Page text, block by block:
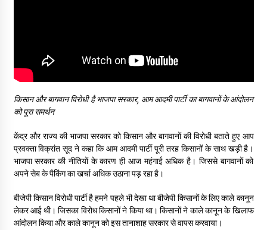
किसान और बागवान विरोधी है भाजपा सरकार, आम आदमी पार्टी का बागवानों के आंदोलन
को पूरा समर्थन
केंद्र और राज्य की भाजपा सरकार को किसान और बागवानों की विरोधी बताते हुए आप
प्रवक्ता विक्रांत सूद ने कहा कि आम आदमी पार्टी पूरी तरह किसानों के साथ खड़ी है।
भाजपा सरकार की नीतियों के कारण ही आज महंगाई अधिक है। जिससे बागवानों को
अपने सेब के पैकिंग का खर्चा अधिक उठाना पड़ रहा है।
बीजेपी किसान विरोधी पार्टी है हमने पहले भी देखा था बीजेपी किसानों के लिए काले कानून
लेकर आई थी। जिसका विरोध किसानों ने किया था। किसानों ने काले कानून के खिलाफ
आंदोलन किया और काले कानून को इस तानाशाह सरकार से वापस करवाया।